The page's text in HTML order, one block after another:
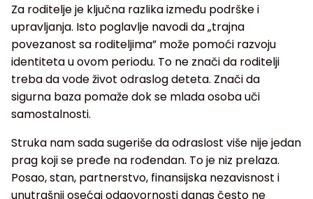
Za roditelje je ključna razlika između podrške i
upravljanja. Isto poglavlje navodi da „trajna
povezanost sa roditeljima” može pomoći razvoju
identiteta u ovom periodu. To ne znači da roditelji
treba da vode život odraslog deteta. Znači da
sigurna baza pomaže dok se mlada osoba uči
samostalnosti.
Struka nam sada sugeriše da odraslost više nije jedan
prag koji se pređe na rođendan. To je niz prelaza.
Posao, stan, partnerstvo, finansijska nezavisnost i
unutrašnji osećaj odgovornosti danas često ne